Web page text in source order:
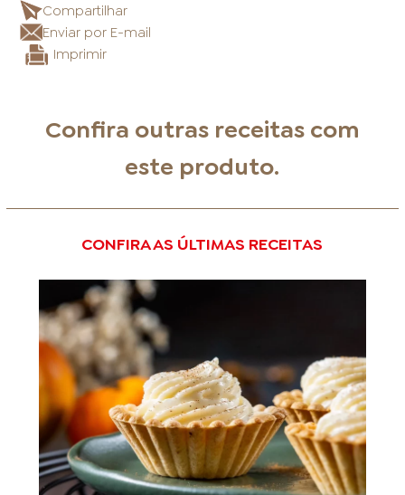
Compartilhar
Enviar por E-mail
Imprimir
Confira outras receitas com
este produto.
CONFIRA AS ÚLTIMAS RECEITAS